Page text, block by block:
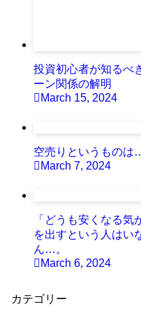
投資初心者が知るべ
ーン関係の解明
March 15, 2024
空売りというものは
March 7, 2024
「どうも安くなる
を出すという人はい
ん…。
March 6, 2024
カテゴリー